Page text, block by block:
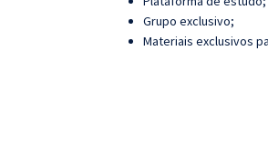
Grupo exclusivo;
Materiais exclusivos